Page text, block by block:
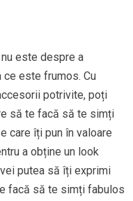
este despre a
ce este frumos. Cu
potrivite, poți
să te facă să te simți
care îți pun în valoare
a obține un look
putea să îți exprimi
facă să te simți fabulos